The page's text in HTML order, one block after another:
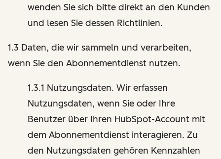
wenden Sie sich bitte direkt an den Kunden
und lesen Sie dessen Richtlinien.
1.3 Daten, die wir sammeln und verarbeiten,
wenn Sie den Abonnementdienst nutzen.
1.3.1 Nutzungsdaten. Wir erfassen
Nutzungsdaten, wenn Sie oder Ihre
Benutzer über Ihren HubSpot-Account mit
dem Abonnementdienst interagieren. Zu
den Nutzungsdaten gehören Kennzahlen